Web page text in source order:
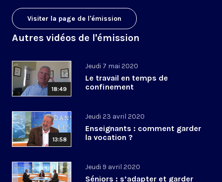
Visiter la page de l'émission
Autres vidéos de l'émission
18:49
Jeudi 7 mai 2020
Le travail en temps de
confinement
13:58
Jeudi 23 avril 2020
Enseignants : comment garder
la vocation ?
Jeudi 9 avril 2020
Séniors : s’adapter et garder